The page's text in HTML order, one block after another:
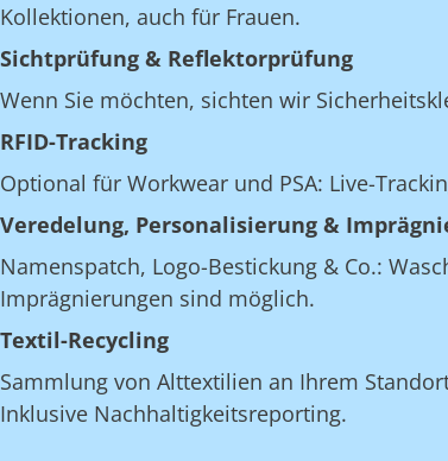
Kollektionen, auch für Frauen.
Sichtprüfung & Reflektorprüfung
Wenn Sie möchten, sichten wir
RFID-Tracking
Optional für Workwear und PSA: Live-
Veredelung, Personalisierung &
Namenspatch, Logo-Bestickung & Co.:
Imprägnierungen sind möglich.
Textil-Recycling
Sammlung von Alttextilien an Ihrem
Inklusive Nachhaltigkeitsreporting.